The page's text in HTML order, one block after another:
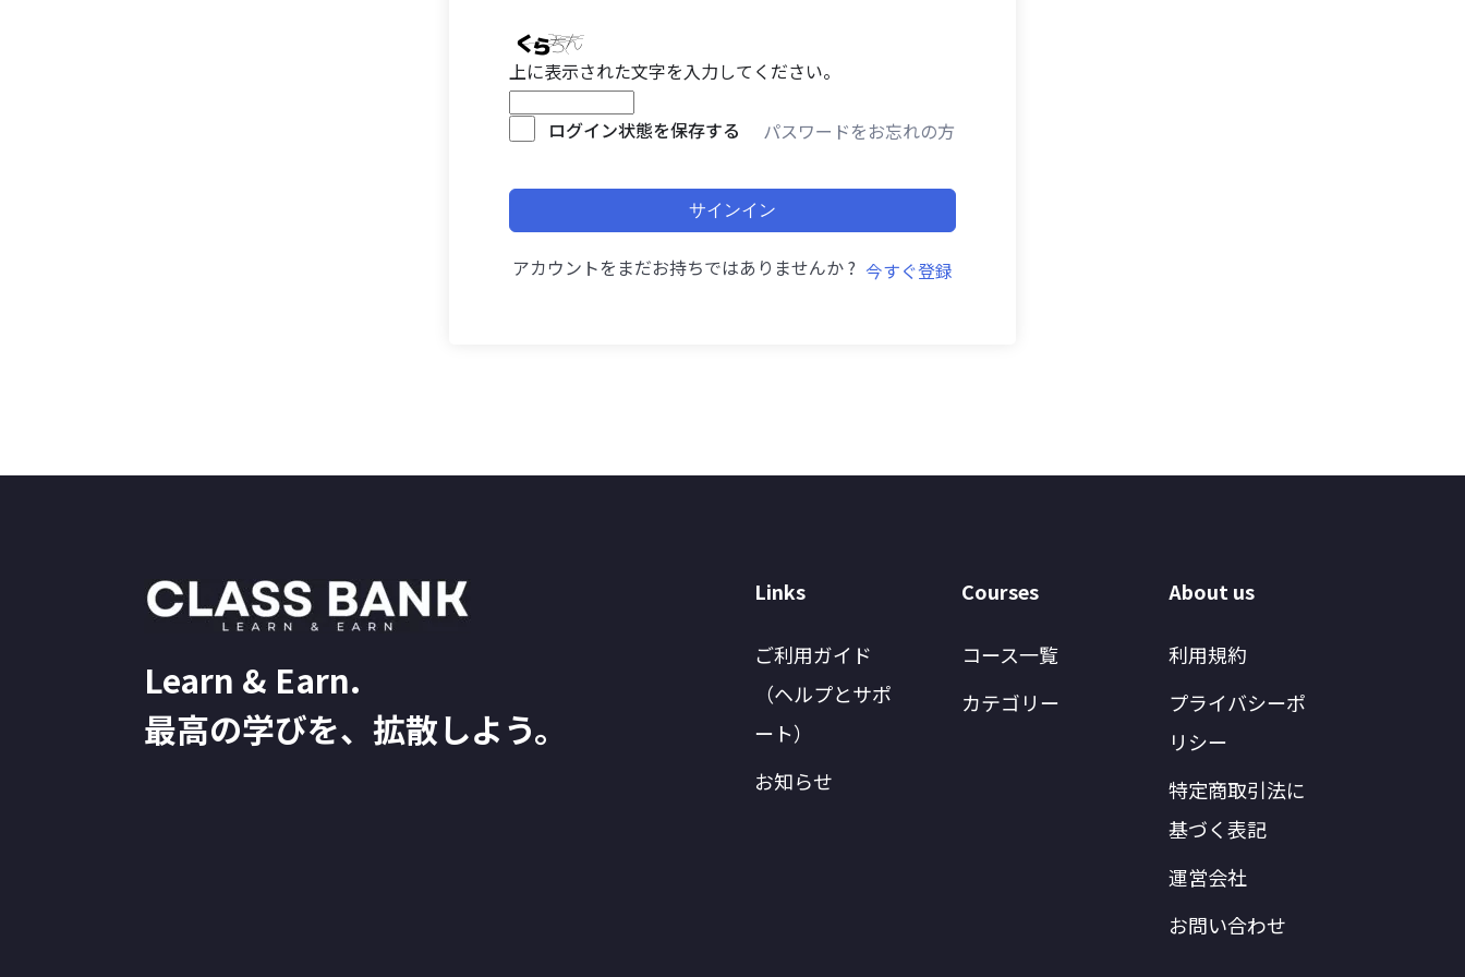
上に表示された文字を入力してください。
ログイン状態を保存する パスワードをお忘れの方
サインイン
アカウントをまだお持ちではありませんか ? 今すぐ登録
Learn & Earn.
最高の学びを、拡散しよう。
Links
ご利用ガイド
（ヘルプとサポ
ート）
お知らせ
Courses
コース一覧
カテゴリー
About us
利用規約
プライバシーポ
リシー
特定商取引法に
基づく表記
運営会社
お問い合わせ